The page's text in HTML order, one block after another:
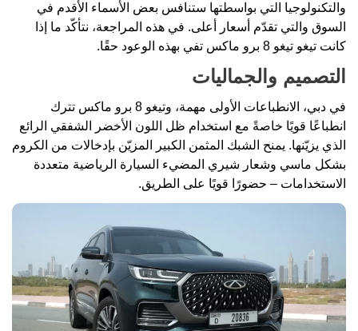
والتكنولوجيا التي بواسطتها ستنافس بعض الأسماء الأقدم في
السوق والتي تقدّم أسعار أعلى. في هذه المراجعة، نتأكّد ما إذا
كانت تيغو تيغو 8 برو ماكس تفي بهذه الوعود حقًا.
التصميم والجماليات
في دبي، الانطباعات الأولى مهمة، وتيغو 8 برو ماكس تترك
انطباعًا قويًا خاصةً مع استخدام ظل اللون الأخضر الشفقي الرائع
الذي يزيّنها. يمنح الشبك المثمن الكبير المزيّن بإدخالات من الكروم
بشكل ماسي وشعار شيري المضيء السيارة الرياضية متعددة
الاستخدامات – حضورًا قويًا على الطريق.